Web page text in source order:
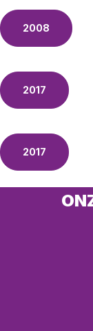
2008
2017
2017